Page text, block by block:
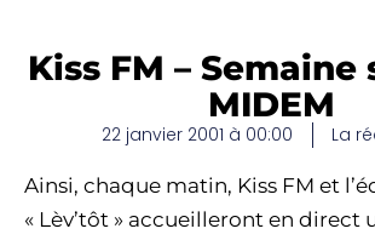
Kiss FM – Semaine
MIDEM
22 janvier 2001 à 00:00 La
Ainsi, chaque matin, Kiss FM et
« Lèv’tôt » accueilleront en direct